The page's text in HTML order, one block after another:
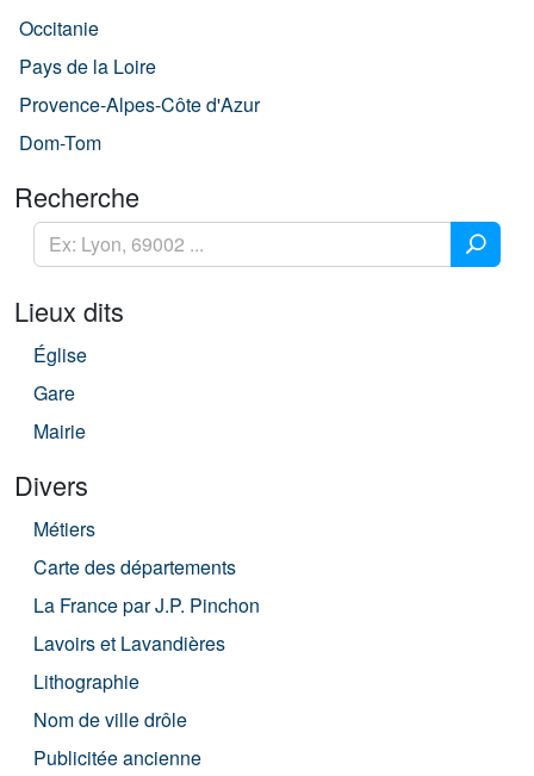
Occitanie
Pays de la Loire
Provence-Alpes-Côte d'Azur
Dom-Tom
Recherche
Lieux dits
Église
Gare
Mairie
Divers
Métiers
Carte des départements
La France par J.P. Pinchon
Lavoirs et Lavandières
Lithographie
Nom de ville drôle
Publicitée ancienne